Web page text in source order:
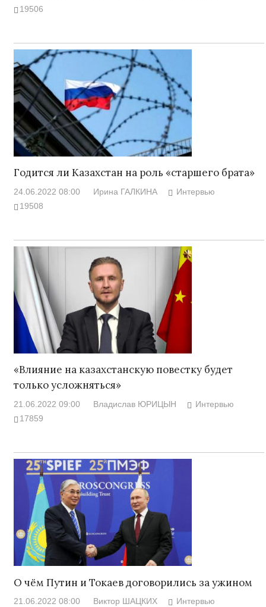
19506
Годится ли Казахстан на роль «старшего брата»
24.06.2022 08:00 Ирина ГАЛКИНА
Интервью
19508
«Влияние на казахстанскую повестку будет
только усложняться»
21.06.2022 09:00 Владислав ЮРИЦЫН
Интервью
17859
О чём Путин и Токаев договорились за ужином
21.06.2022 08:00 Виктор ШАЦКИХ
Интервью